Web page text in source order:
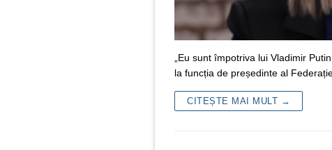
„Eu sunt împotriva lui Vladimir
la funcția de președinte al
CITEȘTE MAI MULT →